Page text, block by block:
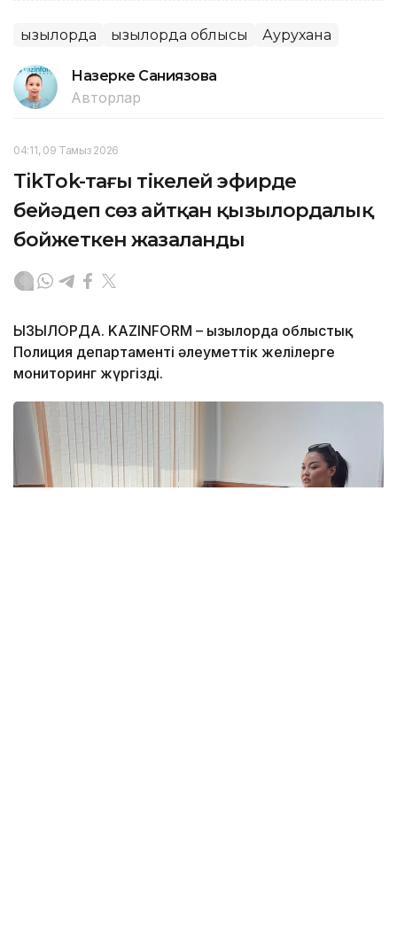
Қызылорда Қызылорда облысы Аурухана
Назерке Саниязова
Авторлар
04:11, 09 Тамыз 2026
TikТok-тағы тікелей эфирде
бейәдеп сөз айтқан қызылордалық
бойжеткен жазаланды
ҚЫЗЫЛОРДА. KAZINFORM – Қызылорда облыстық
Полиция департаменті әлеуметтік желілерге
мониторинг жүргізді.